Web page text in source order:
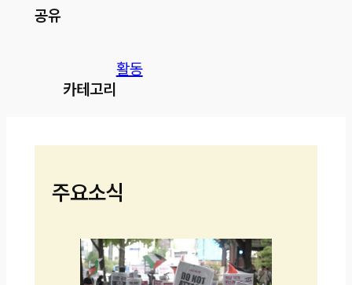
공유
카테고리
활동
주요소식